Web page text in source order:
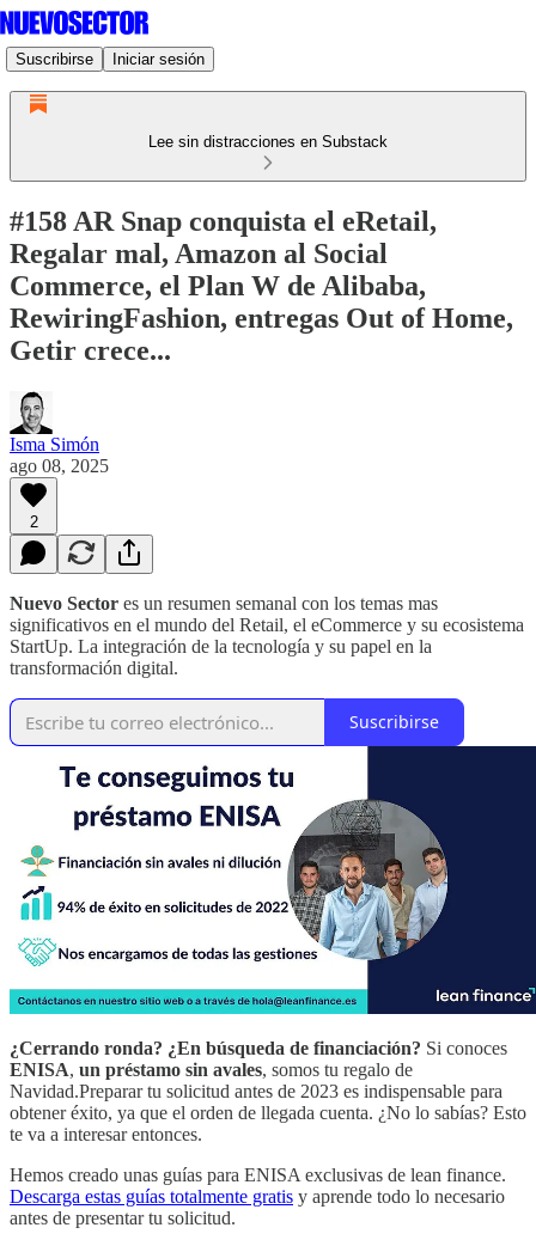
Suscribirse Iniciar sesión
Lee sin distracciones en Substack
#158 AR Snap conquista el eRetail,
Regalar mal, Amazon al Social
Commerce, el Plan W de Alibaba,
RewiringFashion, entregas Out of Home,
Getir crece...
Isma Simón
ago 08, 2025
2
Nuevo Sector es un resumen semanal con los temas mas
significativos en el mundo del Retail, el eCommerce y su ecosistema
StartUp. La integración de la tecnología y su papel en la
transformación digital.
Suscribirse
¿Cerrando ronda? ¿En búsqueda de financiación? Si conoces
ENISA, un préstamo sin avales, somos tu regalo de
Navidad.Preparar tu solicitud antes de 2023 es indispensable para
obtener éxito, ya que el orden de llegada cuenta. ¿No lo sabías? Esto
te va a interesar entonces.
Hemos creado unas guías para ENISA exclusivas de lean finance.
Descarga estas guías totalmente gratis y aprende todo lo necesario
antes de presentar tu solicitud.